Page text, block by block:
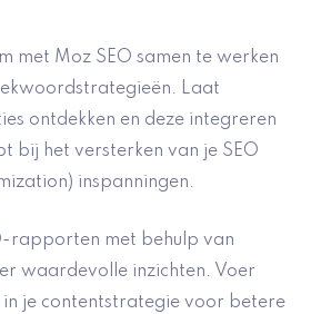
met Moz SEO samen te werken
Laat
ontdekken en deze integreren
bij het versterken van je SEO
inspanningen.
rapporten met behulp van
waardevolle inzichten. Voer
in je contentstrategie voor betere